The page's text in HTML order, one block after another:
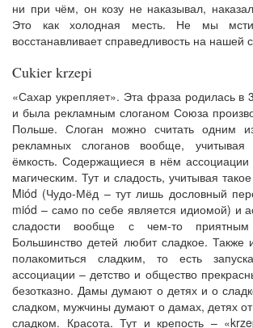
ни при чём, он козу не наказывал,
Это как холодная месть. Не мы
восстанавливает справедливость на нашей
Cukier krzepi
«Сахар укрепляет». Эта фраза родилась в
и была рекламным слоганом Союза
Польше. Слоган можно считать одним
рекламных слоганов вообще, учитывая
ёмкость. Содержащиеся в нём ассоциации
магическим. Тут и сладость, учитывая
Miód (Чудо-Мёд – тут лишь дословный
miód – само по себе является идиомой) и
сладости вообще с чем-то
Большинство детей любит сладкое.
полакомиться сладким, то есть
ассоциации – детство и общество
безотказно. Дамы думают о детях и о
сладком, мужчины думают о дамах, детях
сладком. Красота. Тут и крепость –